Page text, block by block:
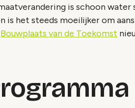
is schoon water
is het steeds moeilijker om
Bouwplaats van de Toekomst